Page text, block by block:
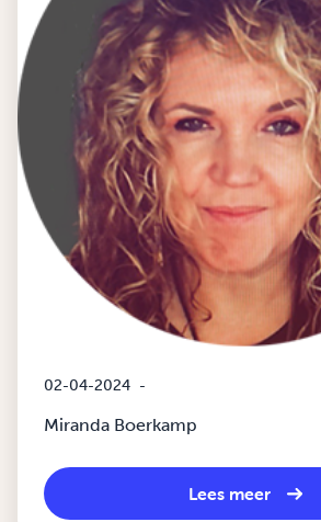
02-04-2024 -
Miranda Boerkamp
Lees meer